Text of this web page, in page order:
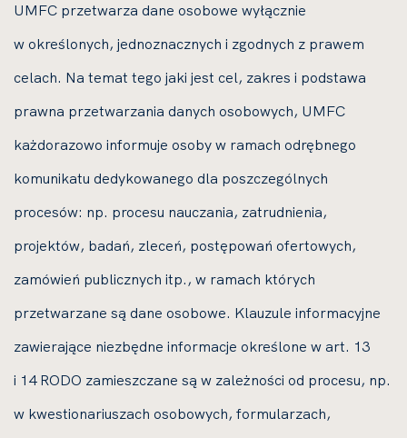
UMFC przetwarza dane osobowe wyłącznie
w określonych, jednoznacznych i zgodnych z prawem
celach. Na temat tego jaki jest cel, zakres i podstawa
prawna przetwarzania danych osobowych, UMFC
każdorazowo informuje osoby w ramach odrębnego
komunikatu dedykowanego dla poszczególnych
procesów: np. procesu nauczania, zatrudnienia,
projektów, badań, zleceń, postępowań ofertowych,
zamówień publicznych itp., w ramach których
przetwarzane są dane osobowe. Klauzule informacyjne
zawierające niezbędne informacje określone w art. 13
i 14 RODO zamieszczane są w zależności od procesu, np.
w kwestionariuszach osobowych, formularzach,